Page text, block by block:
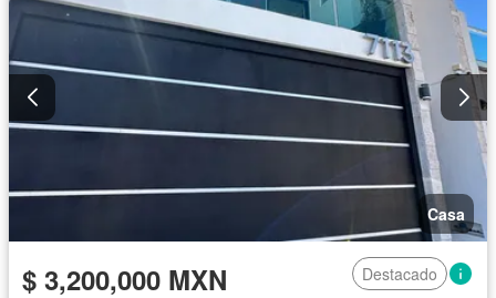
Casa
$ 3,200,000 MXN
Destacado